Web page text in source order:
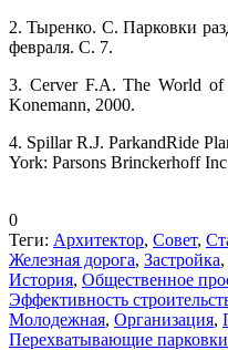
2. Тыренко. С. Парковки
февраля. С. 7.
3. Cerver F.A. The World of
Konemann, 2000.
4. Spillar R.J. ParkandRide
York: Parsons Brinckerhoff
0
Теги: Архитектор, Совет,
Железная дорога, Застройка,
История, Общественное
Эффективность
Молодежная, Организация,
Перехватывающие парковки